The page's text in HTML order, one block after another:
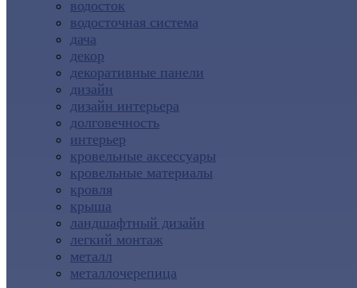
водосток
водосточная система
дача
декор
декоративные панели
дизайн
дизайн интерьера
долговечность
интерьер
кровельные аксессуары
кровельные материалы
кровля
крыша
ландшафтный дизайн
легкий монтаж
металл
металлочерепица